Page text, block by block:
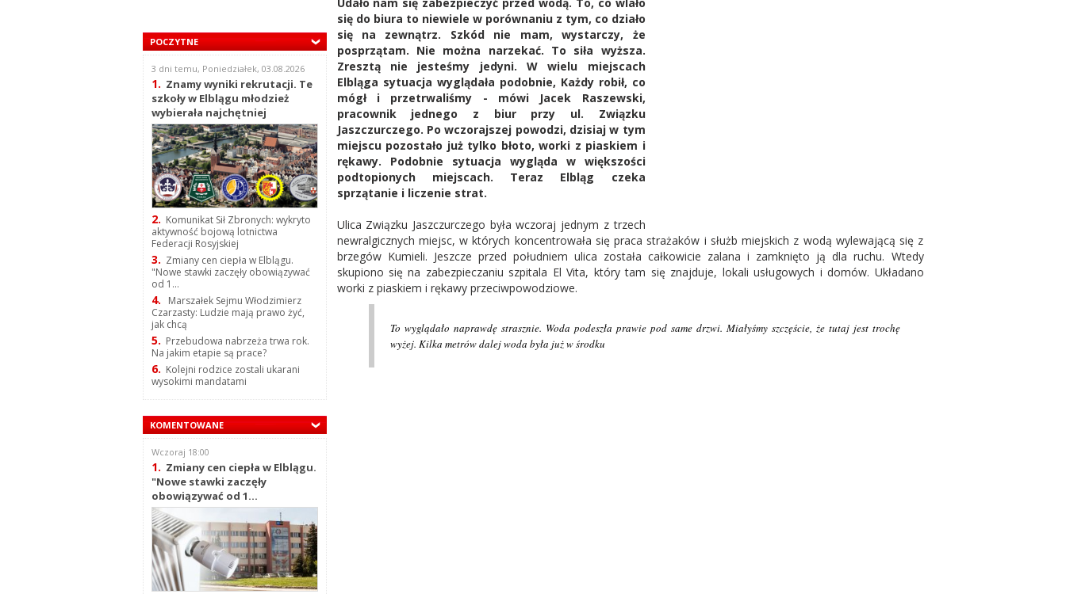
POCZYTNE
3 dni temu, Poniedziałek, 03.08.2026
1. Znamy wyniki rekrutacji. Te
szkoły w Elblągu młodzież
wybierała najchętniej
2. Komunikat Sił Zbronych: wykryto
aktywność bojową lotnictwa
Federacji Rosyjskiej
3. Zmiany cen ciepła w Elblągu.
"Nowe stawki zaczęły obowiązywać
od 1...
4.
Marszałek Sejmu Włodzimierz
Czarzasty: Ludzie mają prawo żyć,
jak chcą
5. Przebudowa nabrzeża trwa rok.
Na jakim etapie są prace?
6. Kolejni rodzice zostali ukarani
wysokimi mandatami
KOMENTOWANE
Wczoraj 18:00
1. Zmiany cen ciepła w Elblągu.
"Nowe stawki zaczęły
obowiązywać od 1...
się do biura to niewiele w porównaniu z tym, co działo
się na zewnątrz. Szkód nie mam, wystarczy, że
posprzątam. Nie można narzekać. To siła wyższa.
Zresztą nie jesteśmy jedyni. W wielu miejscach
Elbląga sytuacja wyglądała podobnie, Każdy robił, co
mógł i przetrwaliśmy - mówiJacek Raszewski,
pracownik jednego z biur przy ul. Związku
Jaszczurczego. Po wczorajszej powodzi, dzisiaj w tym
miejscu pozostało już tylko błoto, worki z piaskiem i
rękawy. Podobnie sytuacja wygląda w większości
podtopionych miejscach. Teraz Elbląg czeka
sprzątanie i liczenie strat.
Ulica Związku Jaszczurczego była wczoraj jednym z trzech
newralgicznych miejsc, w których koncentrowała się praca strażaków i służb miejskich z wodą wylewającą się z
brzegów Kumieli. Jeszcze przed południem ulica została całkowicie zalana i zamknięto ją dla ruchu. Wtedy
skupiono się na zabezpieczaniu szpitala El Vita, który tam się znajduje, lokali usługowych i domów. Układano
worki z piaskiem i rękawy przeciwpowodziowe.
To wyglądało naprawdę strasznie. Woda podeszła prawie pod same drzwi. Miałyśmy szczęście, że tutaj jest trochę
wyżej. Kilka metrów dalej woda była już wśrodku